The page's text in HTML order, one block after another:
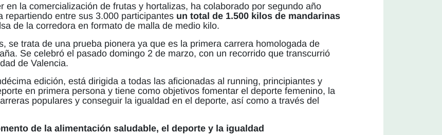
en la comercialización de frutas y hortalizas, ha colaborado por segundo año
repartiendo entre sus 3.000 participantes un total de 1.500 kilos de mandarinas
de la corredora en formato de malla de medio kilo.
se trata de una prueba pionera ya que es la primera carrera homologada de
Se celebró el pasado domingo 2 de marzo, con un recorrido que transcurrió
de Valencia.
edición, está dirigida a todas las aficionadas al running, principiantes y
en primera persona y tiene como objetivos fomentar el deporte femenino, la
populares y conseguir la igualdad en el deporte, así como a través del
de la alimentación saludable, el deporte y la igualdad